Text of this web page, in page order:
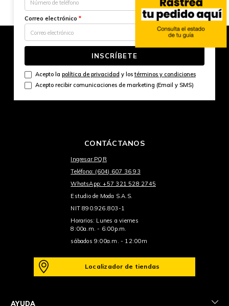
Correo electrónico *
INSCRÍBETE
Acepto la política de privacidad y lostérminos y condiciones
Acepto recibir comunicaciones de marketing (Email y SMS)
CONTÁCTANOS
Ingresar PQR
Teléfono: (604) 607 36 93
WhatsApp: +57 321 528 2745
Estudio de Moda S.A.S.
NIT 890.926.803-1
Horarios: Lunes a viernes
8:00a.m. - 6:00p.m.
sábados 9:00a.m. - 12:00m
Localizador de tiendas
AYUDA +